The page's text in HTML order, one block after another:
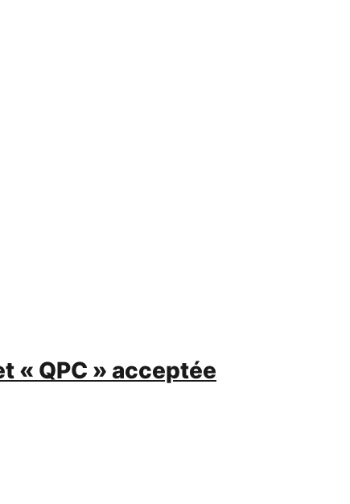
« QPC » acceptée